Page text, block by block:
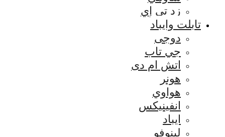
زد تي إي
تابلت وايباد
دوجى
جي تاب
اتش ام دى
هونر
هواوي
انفينيكس
ايباد
لينوفو